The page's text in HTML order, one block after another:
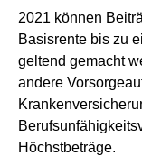
2021 können
Basisrente bis zu
geltend gemacht
andere
Höchstbeträge.